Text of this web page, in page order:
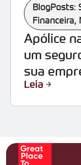
BlogPosts:
Financeira,
Apólice
um
sua
Leia